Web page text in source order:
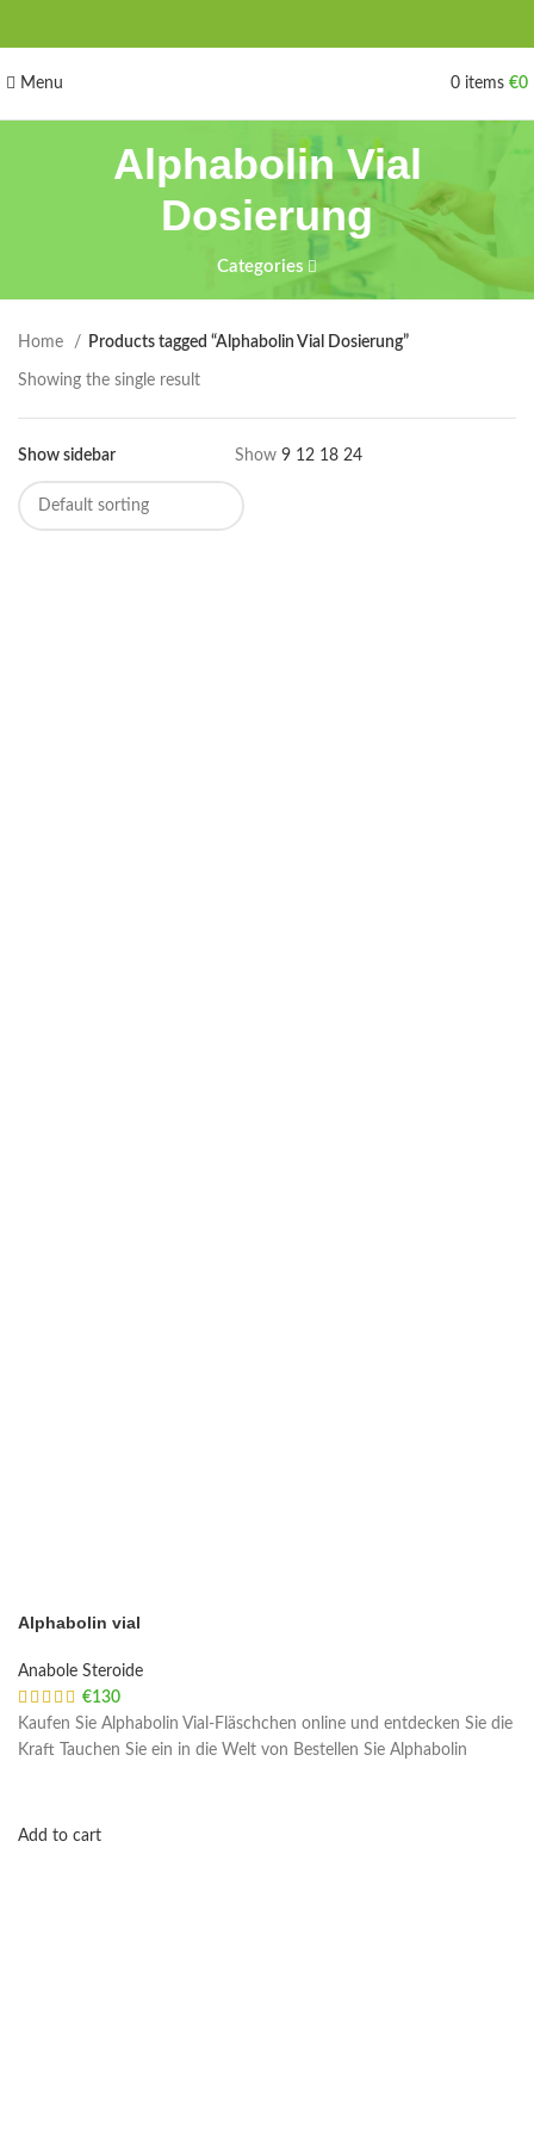
Menu 0 items €0
Alphabolin Vial
Dosierung
Categories
Home Products tagged “Alphabolin Vial Dosierung”
Showing the single result
Show sidebar Show 9 12 18 24
Alphabolin vial
Anabole Steroide
€130
Kaufen Sie Alphabolin Vial-Fläschchen online und entdecken Sie die
Kraft Tauchen Sie ein in die Welt von Bestellen Sie Alphabolin
Add to cart